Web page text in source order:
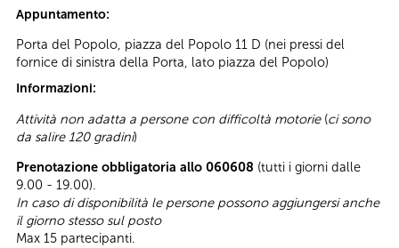
Appuntamento:
Porta del Popolo, piazza del Popolo 11 D (nei pressi del
fornice di sinistra della Porta, lato piazza del Popolo)
Informazioni:
Attività non adatta a persone con difficoltà motorie(ci sono
da salire 120 gradini)
Prenotazione obbligatoria allo 060608 (tutti i giorni dalle
9.00 - 19.00).
In caso di disponibilità le persone possono aggiungersi anche
il giorno stesso sul posto
Max 15 partecipanti.